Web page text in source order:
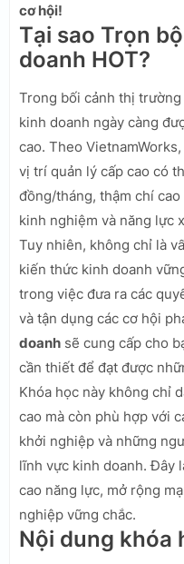
cơ hội!
Tại sao Trọn
doanh HOT?
Trong bối cảnh thị
kinh doanh ngày càng
cao. Theo
vị trí quản lý cấp cao có
đồng/tháng, thậm chí
kinh nghiệm và năng lực
Tuy nhiên, không chỉ là
kiến thức kinh doanh
trong việc đưa ra các
và tận dụng các cơ hội
doanh sẽ cung cấp cho
cần thiết để đạt được
Khóa học này không chỉ
cao mà còn phù hợp với
khởi nghiệp và những
lĩnh vực kinh doanh. Đây
cao năng lực, mở rộng
nghiệp vững chắc.
Nội dung khóa